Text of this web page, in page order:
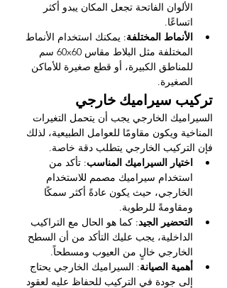
الألوان الفاتحة تجعل المكان يبدو أكثر
اتساعًا.
الأنماط المختلفة: يمكنك استخدام الأنماط
المختلفة مثل البلاط مقاس 60x60 سم
للمناطق الكبيرة، أو قطع صغيرة للأماكن
الصغيرة.
تركيب سيراميك خارجي
السيراميك الخارجي يجب أن يتحمل التغيرات
المناخية ويكون مقاومًا للعوامل الطبيعية، لذلك
فإن التركيب الخارجي يتطلب دقة خاصة.
اختيار السيراميك المناسب: تأكد من
استخدام سيراميك مصمم للاستخدام
الخارجي، حيث يكون عادةً أكثر سمكًا
ومقاومةً للرطوبة.
التحضير الجيد: كما هو الحال مع التراكيب
الداخلية، يجب عليك التأكد من أن السطح
الخارجي خالٍ من العيوب ومسطحاً.
أهمية الصيانة: السيراميك الخارجي يحتاج
إلى جودة في التركيب للحفاظ عليه لعقود